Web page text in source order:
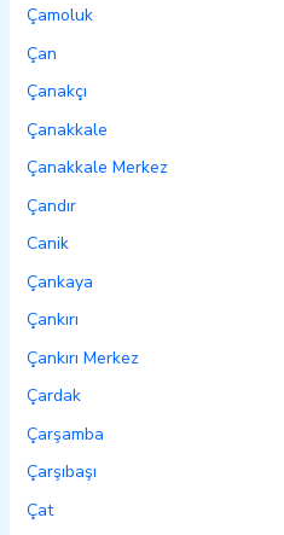
Çamoluk
Çan
Çanakçı
Çanakkale
Çanakkale Merkez
Çandır
Canik
Çankaya
Çankırı
Çankırı Merkez
Çardak
Çarşamba
Çarşıbaşı
Çat